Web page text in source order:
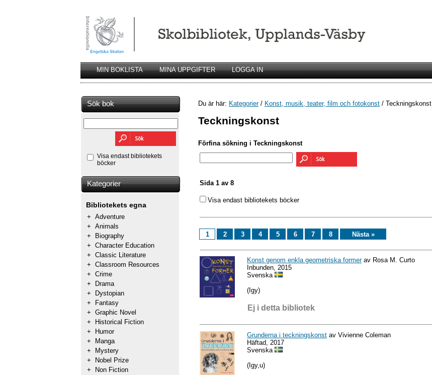
MIN BOKLISTA MINA UPPGIFTER LOGGA IN
Sök bok
Visa endast bibliotekets
böcker
Kategorier
Bibliotekets egna
+ Adventure
+ Animals
+
Biography
+ Character Education
+ Classic Literature
+ Classroom Resources
+ Crime
+
Drama
+
Dystopian
+
Fantasy
+ Graphic Novel
+
Historical Fiction
+
Humor
+
Manga
+
Mystery
+
Nobel Prize
+
Non Fiction
Du är här: Kategorier/ Konst, musik, teater, film och fotokonst / Teckningskonst
Teckningskonst
Förfina sökning i Teckningskonst
Sida 1 av 8
Visa endast bibliotekets böcker
1 2 3 4 5 6 7 8 Nästa »
Konst genom enkla geometriska formerav Rosa M. Curto
Inbunden, 2015
Svenska
(Igy)
Ej i detta bibliotek
Grunderna i teckningskonst av Vivienne Coleman
Häftad, 2017
Svenska
(Igy,u)